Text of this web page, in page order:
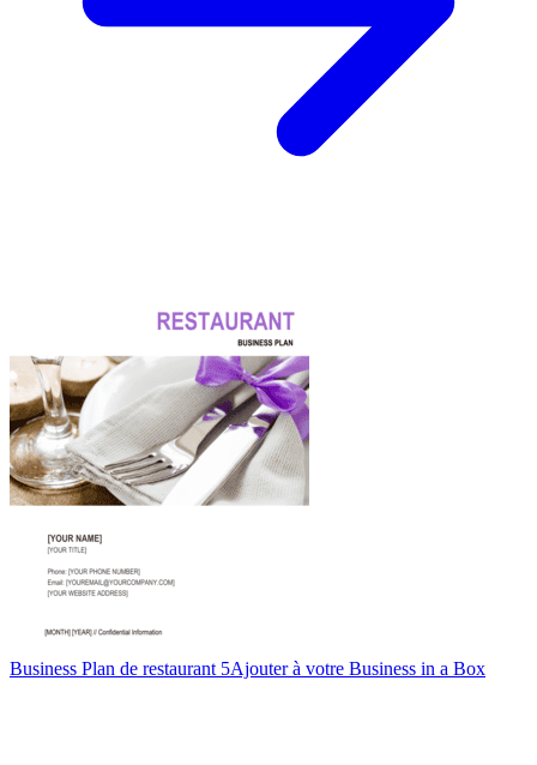
Business Plan de restaurant 5Ajouter à votre Business in a Box